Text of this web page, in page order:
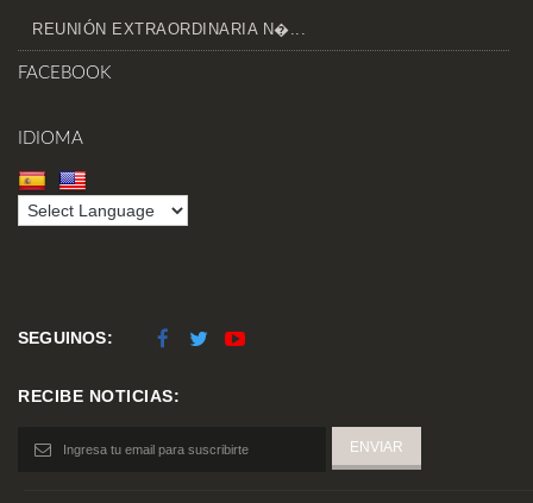
REUNIÓN EXTRAORDINARIA N�...
FACEBOOK
IDIOMA
SEGUINOS:
RECIBE NOTICIAS: